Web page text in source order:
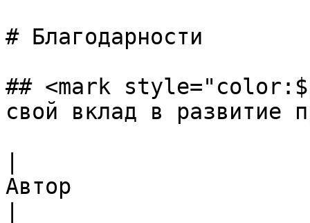
# Благодарности
## <mark
свой вклад в развитие
Автор